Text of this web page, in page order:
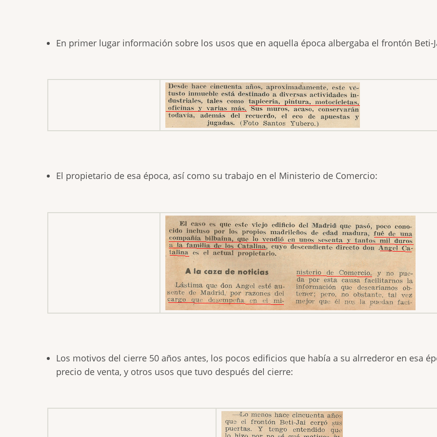
En primer lugar información sobre los usos que en aquella época albergaba el frontón Beti-
El propietario de esa época, así como su trabajo en el Ministerio de Comercio:
Los motivos del cierre 50 años antes, los pocos edificios que había a su alrrederor en esa
precio de venta, y otros usos que tuvo después del cierre: